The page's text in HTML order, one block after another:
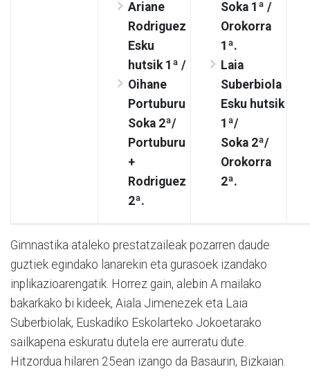
Ariane
Rodriguez
Esku
hutsik 1ª /
Oihane
Portuburu
Soka 2ª/
Portuburu
+
Rodriguez
2ª.
Soka 1ª /
Orokorra
1ª.
Laia
Suberbiola
Esku hutsik
1ª/
Soka 2ª/
Orokorra
2ª.
Gimnastika ataleko prestatzaileak pozarren daude
guztiek egindako lanarekin eta gurasoek izandako
inplikazioarengatik. Horrez gain, alebin A mailako
bakarkako bi kideek, Aiala Jimenezek eta Laia
Suberbiolak, Euskadiko Eskolarteko Jokoetarako
sailkapena eskuratu dutela ere aurreratu dute.
Hitzordua hilaren 25ean izango da Basaurin, Bizkaian.